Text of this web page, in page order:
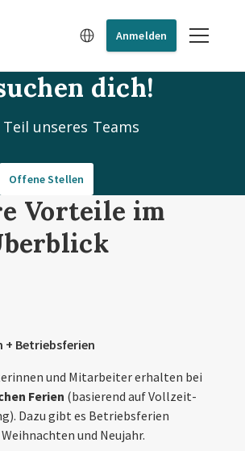
Anmelden
dich!
unseres Teams
Offene Stellen
Vorteile im
+ Betriebsferien
und Mitarbeiter erhalten bei
Ferien (basierend auf Vollzeit-
Dazu gibt es Betriebsferien
und Neujahr.